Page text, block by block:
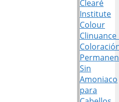
Clearé
Institute
Colour
Sin
Amoniaco
para